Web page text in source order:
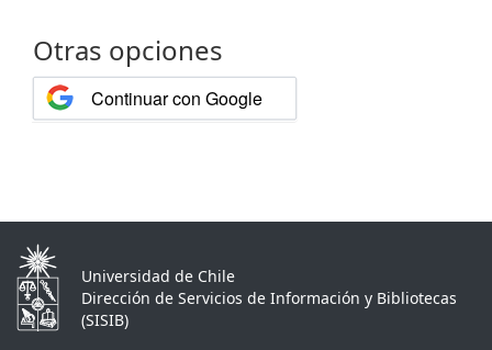
Otras opciones
Continuar con Google
Universidad de Chile
Dirección de Servicios de Información y Bibliotecas
(SISIB)